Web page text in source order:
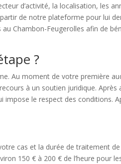
d’activité, la localisation, les
de notre plateforme pour lui
Chambon-Feugerolles afin de
?
Au moment de votre première
à un soutien juridique. Après
impose le respect des conditions.
cas et la durée de traitement
150 € à 200 € de l’heure pour